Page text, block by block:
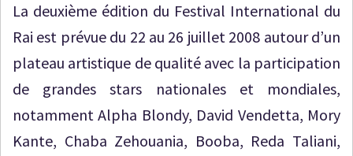
La deuxième édition du Festival International du
Rai est prévue du 22 au 26 juillet 2008 autour d’un
plateau artistique de qualité avec la participation
de grandes stars nationales et mondiales,
notamment Alpha Blondy, David Vendetta, Mory
Kante, Chaba Zehouania, Booba, Reda Taliani,